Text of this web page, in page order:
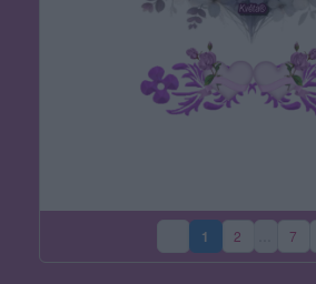
1(aktuální strana)
2 7